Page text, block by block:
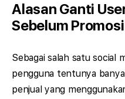
Alasan Ganti
Sebelum Promosi
Sebagai salah satu social
pengguna tentunya
penjual yang